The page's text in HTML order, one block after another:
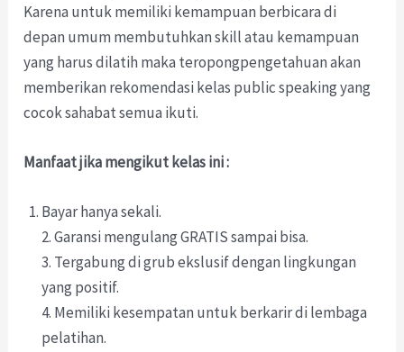
Karena untuk memiliki kemampuan berbicara di
depan umum membutuhkan skill atau kemampuan
yang harus dilatih maka teropongpengetahuan akan
memberikan rekomendasi kelas public speaking yang
cocok sahabat semua ikuti.
Manfaat jika mengikut kelas ini :
Bayar hanya sekali.
2. Garansi mengulang GRATIS sampai bisa.
3. Tergabung di grub ekslusif dengan lingkungan
yang positif.
4. Memiliki kesempatan untuk berkarir di lembaga
pelatihan.